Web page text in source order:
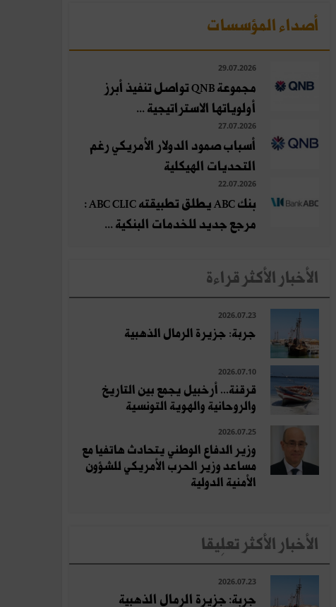
أصداء المؤسسات
29.07.2026
مجموعة QNB تواصل تنفيذ أبرز
أولوياتها الاستراتيجية ...
27.07.2026
أسباب صمود الدولار الأمريكي رغم
التحديات الهيكلية
22.07.2026
بنك ABC يطلق تطبيقته ABC CLIC :
مرجع جديد للخدمات البنكية ...
الأخبار الأكثر قراءة
2026.07.23
جربة: جزيرة الرمال الذهبية
2026.07.10
قرقنة... أرخبيل يجمع بين التاريخ
والروحانية والهوية التونسية
2026.07.25
وزير الدفاع الوطني يتحادث هاتفيا مع
مساعد وزير الحرب الأمريكي للشؤون
الأمنية الدولية
الأخبار الأكثر تعلِيقا
2026.07.23
جربة: جزيرة الرمال الذهبية